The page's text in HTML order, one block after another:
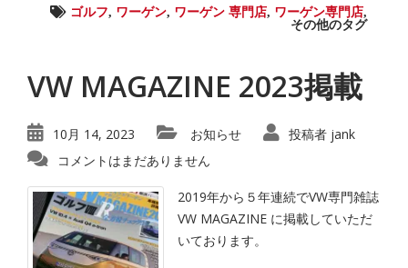
ゴルフ, ワーゲン, ワーゲン 専門店, ワーゲン専門店,
その他のタグ
VW MAGAZINE 2023掲載
10月 14, 2023 お知らせ 投稿者 jank
コメントはまだありません
2019年から５年連続でVW専門雑誌
VW MAGAZINE に掲載していただ
いております。